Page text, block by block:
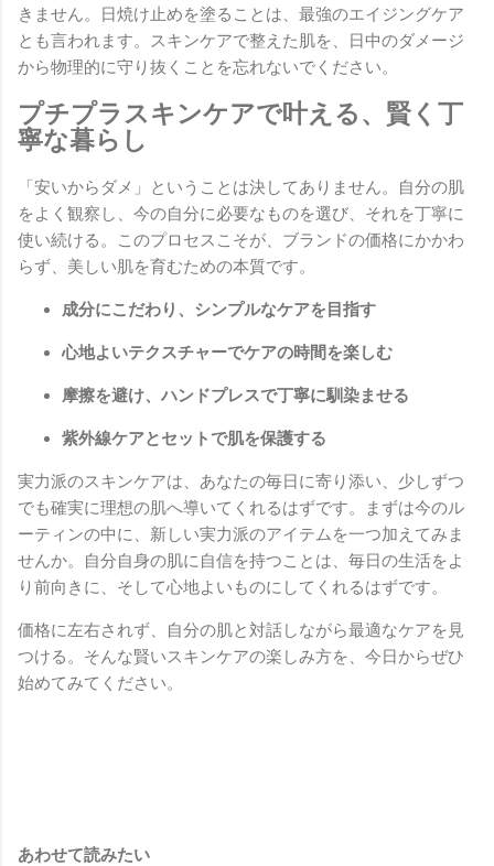
きません。日焼け止めを塗ることは、最強のエイジングケア
とも言われます。スキンケアで整えた肌を、日中のダメージ
から物理的に守り抜くことを忘れないでください。
プチプラスキンケアで叶える、賢く丁
寧な暮らし
「安いからダメ」ということは決してありません。自分の肌
をよく観察し、今の自分に必要なものを選び、それを丁寧に
使い続ける。このプロセスこそが、ブランドの価格にかかわ
らず、美しい肌を育むための本質です。
成分にこだわり、シンプルなケアを目指す
心地よいテクスチャーでケアの時間を楽しむ
摩擦を避け、ハンドプレスで丁寧に馴染ませる
紫外線ケアとセットで肌を保護する
実力派のスキンケアは、あなたの毎日に寄り添い、少しずつ
でも確実に理想の肌へ導いてくれるはずです。まずは今のル
ーティンの中に、新しい実力派のアイテムを一つ加えてみま
せんか。自分自身の肌に自信を持つことは、毎日の生活をよ
り前向きに、そして心地よいものにしてくれるはずです。
価格に左右されず、自分の肌と対話しながら最適なケアを見
つける。そんな賢いスキンケアの楽しみ方を、今日からぜひ
始めてみてください。
あわせて読みたい